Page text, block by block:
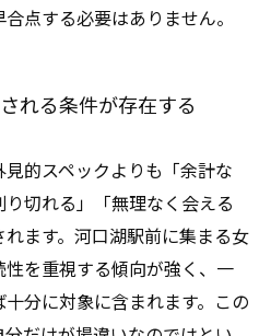
点する必要はありません。
れる条件が存在する
的スペックよりも「余計な
切れる」「無理なく会える
ます。河口湖駅前に集まる女
を重視する傾向が強く、一
分に対象に含まれます。この